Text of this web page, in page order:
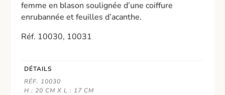
femme en blason soulignée d’une coiffure
enrubannée et feuilles d’acanthe.
Réf. 10030, 10031
DÉTAILS
RÉF. 10030
H : 20 CM X L : 17 CM